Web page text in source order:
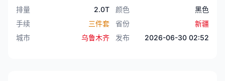
排量
2.0T 颜色
黑色
手续
三件套 省份
新疆
城市
乌鲁木齐 发布 2026-06-30 02:52